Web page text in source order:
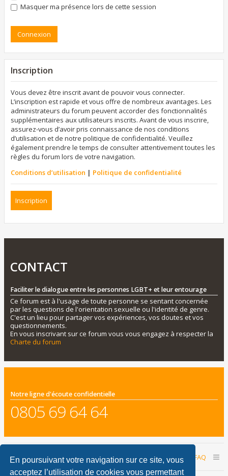
En poursuivant votre navigation sur ce site, vous
acceptez l’utilisation de cookies vous permettant
Masquer ma présence lors de cette session
Inscription
Vous devez être inscrit avant de pouvoir vous connecter.
L’inscription est rapide et vous offre de nombreux avantages. Les
administrateurs du forum peuvent accorder des fonctionnalités
supplémentaires aux utilisateurs inscrits. Avant de vous inscrire,
assurez-vous d’avoir pris connaissance de nos conditions
d’utilisation et de notre politique de confidentialité. Veuillez
également prendre le temps de consulter attentivement toutes les
règles du forum lors de votre navigation.
Conditions d’utilisation | Politique de confidentialité
Inscription
CONTACT
Faciliter le dialogue entre les personnes LGBT+ et leur entourage
Ce forum est à l'usage de toute personne se sentant concernée
par les questions de l'orientation sexuelle ou l'identité de genre.
C'est un lieu pour partager vos expériences, vos doutes et vos
questionnements.
En vous inscrivant sur ce forum vous vous engagez à respecter la
Charte du forum
Notre ligne d'écoute confidentielle
0805 69 64 64
Accueil du forum FAQ
Nous contacter